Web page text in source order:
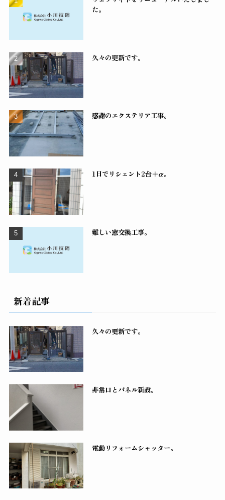
た。
久々の更新です。
感謝のエクステリア工事。
1日でリシェント2台＋α。
難しい窓交換工事。
新着記事
久々の更新です。
非常口とパネル新設。
電動リフォームシャッター。